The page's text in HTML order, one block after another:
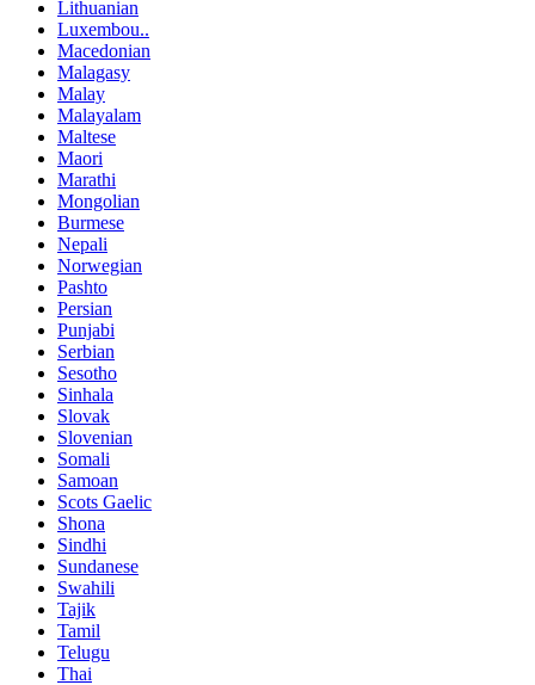
Lithuanian
Luxembou..
Macedonian
Malagasy
Malay
Malayalam
Maltese
Maori
Marathi
Mongolian
Burmese
Nepali
Norwegian
Pashto
Persian
Punjabi
Serbian
Sesotho
Sinhala
Slovak
Slovenian
Somali
Samoan
Scots Gaelic
Shona
Sindhi
Sundanese
Swahili
Tajik
Tamil
Telugu
Thai